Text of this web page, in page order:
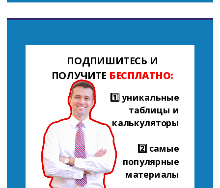
ПОДПИШИТЕСЬ И
ПОЛУЧИТЕ БЕСПЛАТНО:
1️⃣ уникальные
таблицы и
калькуляторы
2️⃣ самые
популярные
материалы